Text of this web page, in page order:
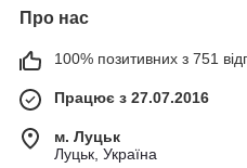
Про нас
100% позитивних з 751
Працює з 27.07.2016
м. Луцьк
Луцьк, Україна